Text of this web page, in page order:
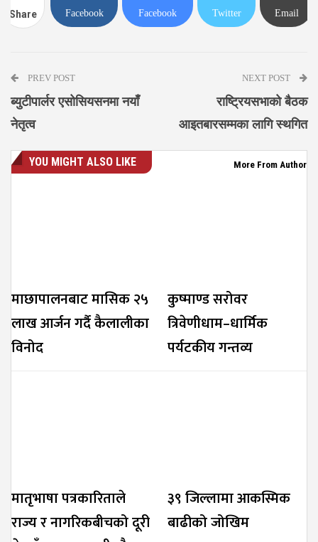
Share Facebook Facebook Twitter Email
PREV POST
ब्युटीपार्लर एसोसियसनमा नयाँ
नेतृत्व
NEXT POST
राष्ट्रियसभाको बैठक
आइतबारसम्मका लागि स्थगित
YOU MIGHT ALSO LIKE More From Author
माछापालनबाट मासिक २५
लाख आर्जन गर्दै कैलालीका
विनोद
कुष्माण्ड सरोवर
त्रिवेणीधाम–धार्मिक
पर्यटकीय गन्तव्य
मातृभाषा पत्रकारिताले
राज्य र नागरिकबीचको दूरी
३९ जिल्लामा आकस्मिक
बाढीको जोखिम